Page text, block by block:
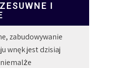
I
zabudowywanie
wnęk jest dzisiaj